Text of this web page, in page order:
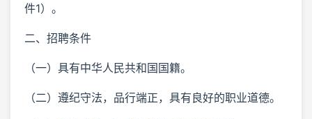
件1）。
二、招聘条件
（一）具有中华人民共和国国籍。
（二）遵纪守法，品行端正，具有良好的职业道德。